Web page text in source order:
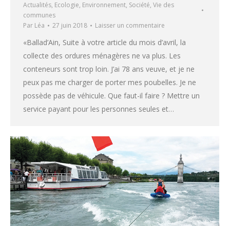
Actualités, Ecologie, Environnement, Société, Vie des
communes
Par Léa 27 juin 2018 Laisser un commentaire
«Ballad’Ain, Suite à votre article du mois d’avril, la
collecte des ordures ménagères ne va plus. Les
conteneurs sont trop loin. J’ai 78 ans veuve, et je ne
peux pas me charger de porter mes poubelles. Je ne
possède pas de véhicule. Que faut-il faire ? Mettre un
service payant pour les personnes seules et…